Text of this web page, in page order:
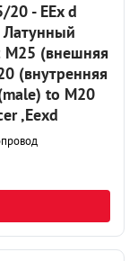
20 - EEx d
М25 (внешняя
(внутренняя
to M20
,Eexd